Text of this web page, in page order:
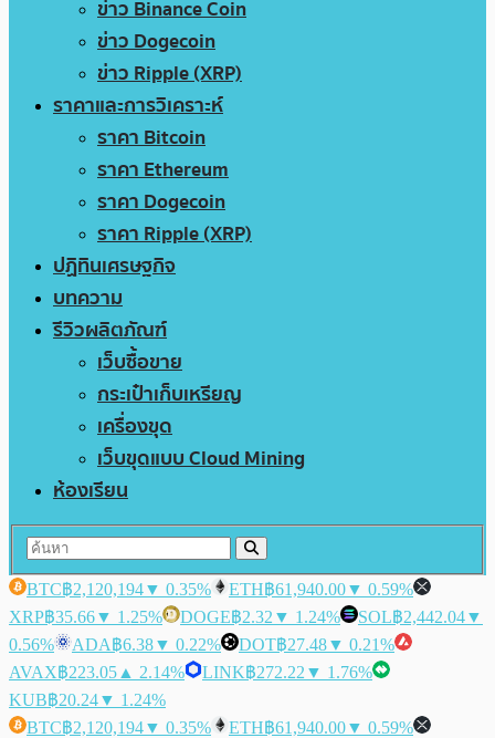
ข่าว Binance Coin
ข่าว Dogecoin
ข่าว Ripple (XRP)
ราคาและการวิเคราะห์
ราคา Bitcoin
ราคา Ethereum
ราคา Dogecoin
ราคา Ripple (XRP)
ปฏิทินเศรษฐกิจ
บทความ
รีวิวผลิตภัณฑ์
เว็บซื้อขาย
กระเป๋าเก็บเหรียญ
เครื่องขุด
เว็บขุดแบบ Cloud Mining
ห้องเรียน
BTC฿2,120,194▼ 0.35% ETH฿61,940.00▼ 0.59%
XRP฿35.66▼ 1.25% DOGE฿2.32 ▼ 1.24% SOL฿2,442.04▼
0.56%
ADA฿6.38▼ 0.22% DOT฿27.48▼ 0.21%
AVAX฿223.05 ▲ 2.14% LINK฿272.22 ▼ 1.76%
KUB฿20.24▼ 1.24%
BTC฿2,120,194▼ 0.35% ETH฿61,940.00▼ 0.59%